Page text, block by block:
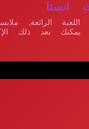
انستا
اللعبة الرائعة,
يمكنك بعد ذلك